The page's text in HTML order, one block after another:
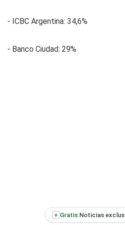
- ICBC Argentina: 34,6%
- Banco Ciudad: 29%
+ Gratis:Noticias